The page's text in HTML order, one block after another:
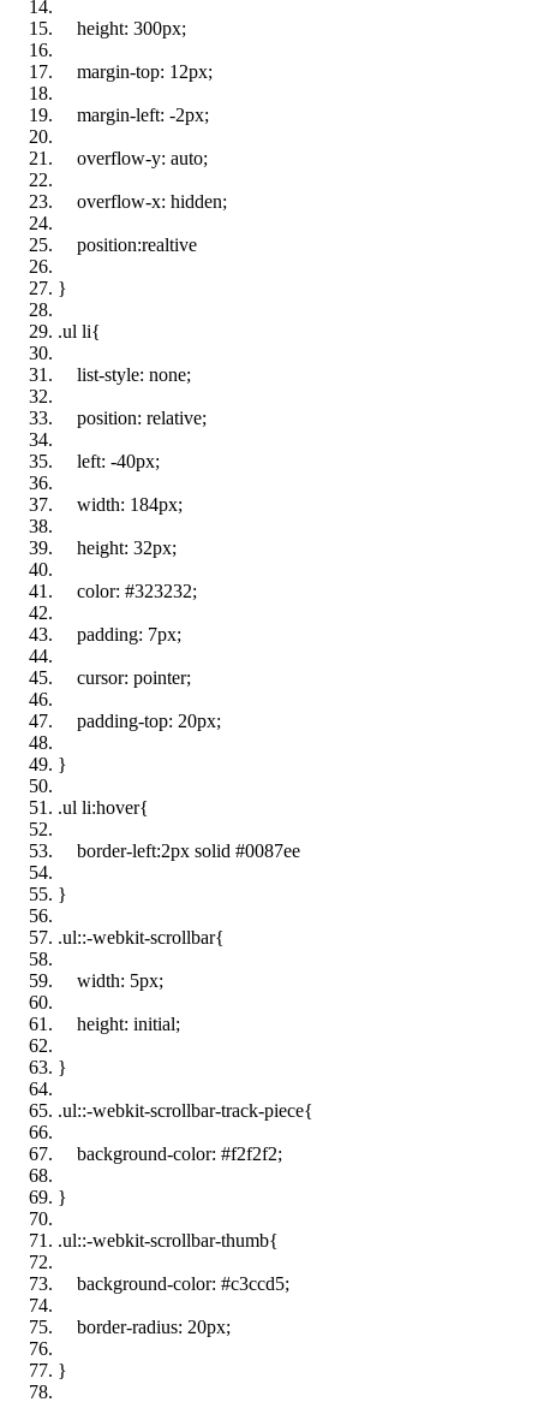
height: 300px;
margin-top: 12px;
margin-left: -2px;
overflow-y: auto;
overflow-x: hidden;
position:realtive
}
.ul li{
list-style: none;
position: relative;
left: -40px;
width: 184px;
height: 32px;
color: #323232;
padding: 7px;
cursor: pointer;
padding-top: 20px;
}
.ul li:hover{
border-left:2px solid #0087ee
}
.ul::-webkit-scrollbar{
width: 5px;
height: initial;
}
.ul::-webkit-scrollbar-track-piece{
background-color: #f2f2f2;
}
.ul::-webkit-scrollbar-thumb{
background-color: #c3ccd5;
border-radius: 20px;
}